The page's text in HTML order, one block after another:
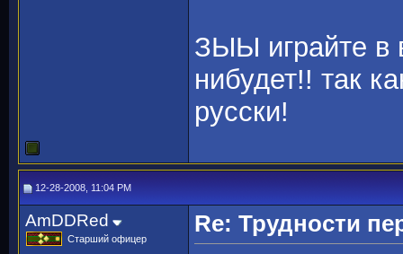
ЗЫЫ играйте в
нибудет!! так
русски!
12-28-2008, 11:04 PM
AmDDRed
Старший офицер
Re: Трудности